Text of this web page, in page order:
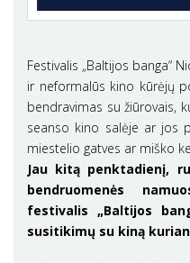
Festivalis „Baltijos banga“
ir neformalūs kino kūrėjų
bendravimas su žiūrovais,
seanso kino salėje ar jos
miestelio gatves ar miško
Jau kitą penktadienį,
bendruomenės
festivalis „Baltijos
susitikimų su kiną